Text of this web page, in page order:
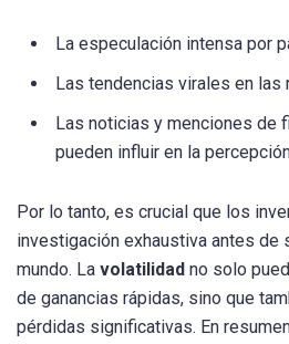
La especulación intensa por
Las tendencias virales en las
Las noticias y menciones de
pueden influir en la
Por lo tanto, es crucial que los
investigación exhaustiva antes de
mundo. La volatilidad no solo
de ganancias rápidas, sino que
pérdidas significativas. En